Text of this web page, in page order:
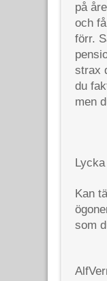
på
och
förr.
strax
du
men
Kan
som